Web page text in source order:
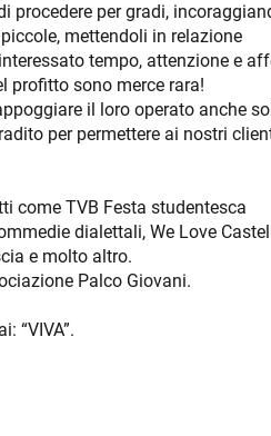
procedere per gradi,
mettendoli in relazione
tempo, attenzione e
profitto sono merce rara!
il loro operato anche
per permettere ai nostri
come TVB Festa studentesca
dialettali, We Love
e molto altro.
Palco Giovani.
“VIVA”.